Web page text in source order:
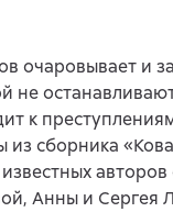
очаровывает и
не
к
из сборника
авторов
Анны и Сергея